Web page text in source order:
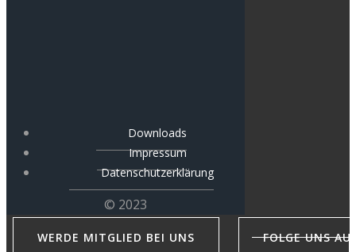
Downloads
Impressum
Datenschutzerklärung
© 2023
WERDE MITGLIED BEI UNS
FOLGE UNS